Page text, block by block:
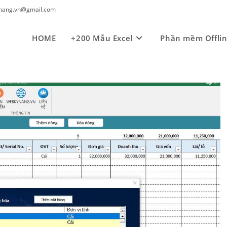
HOME +200 Mẫu Excel Phần mềm